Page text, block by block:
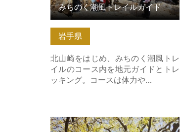
岩手県
北山崎をはじめ、みちのく潮風トレ
イルのコース内を地元ガイドとトレ
ッキング。コースは体力や…
みちのく潮風トレイルガイド
日に七たび時雨というみちのくの名